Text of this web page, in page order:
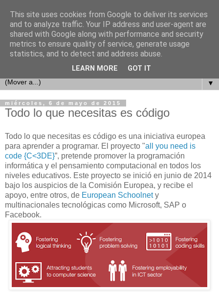
▼
miércoles, 6 de mayo de 2015
Todo lo que necesitas es código
Todo lo que necesitas es código es una iniciativa europea
para aprender a programar. El proyecto "all you need is
code {C<3DE}”, pretende promover la programación
informática y el pensamiento computacional en todos los
niveles educativos. Este proyecto se inició en junio de 2014
bajo los auspicios de la Comisión Europea, y recibe el
apoyo, entre otros, de European Schoolnety
multinacionales tecnológicas como Microsoft, SAP o
Facebook.
This site uses cookies from Google to deliver its services
and to analyze traffic. Your IP address and user-agent are
shared with Google along with performance and security
metrics to ensure quality of service, generate usage
statistics, and to detect and address abuse.
LEARN MORE GOT IT